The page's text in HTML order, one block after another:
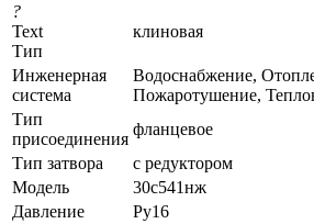
?
Text
Тип
клиновая
Инженерная
система
Водоснабжение,
Пожаротушение,
Тип
присоединения
фланцевое
Тип затвора
с редуктором
Модель
30с541нж
Давление
Ру16